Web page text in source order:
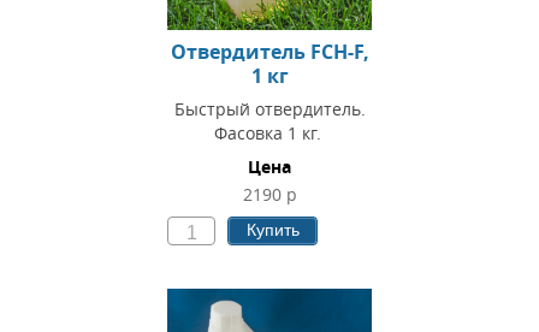
Отвердитель FCH-F,
1 кг
Быстрый отвердитель.
Фасовка 1 кг.
Цена
2190 р
Купить